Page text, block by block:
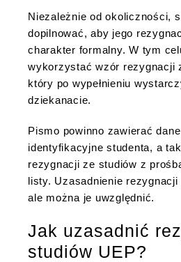
Niezależnie od okoliczności,
dopilnować, aby jego
charakter formalny. W tym
wykorzystać wzór rezygnacji
który po wypełnieniu
dziekanacie.
Pismo powinno zawierać
identyfikacyjne studenta, a
rezygnacji ze studiów z
listy. Uzasadnienie
ale można je uwzględnić.
Jak uzasadnić
studiów UEP?